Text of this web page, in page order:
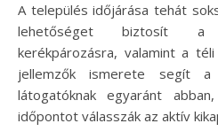
A település időjárása tehát
lehetőséget biztosít a
kerékpározásra, valamint a
jellemzők ismerete segít
látogatóknak egyaránt
időpontot válasszák az aktív